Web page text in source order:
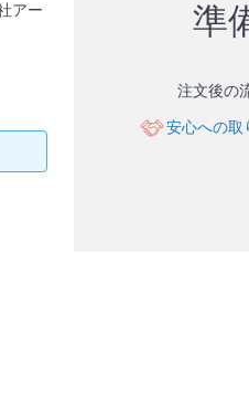
アー
準
注文後の
安心への取